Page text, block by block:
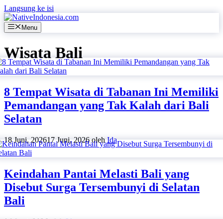
Langsung ke isi
Menu
Wisata Bali
8 Tempat Wisata di Tabanan Ini Memiliki
Pemandangan yang Tak Kalah dari Bali
Selatan
18 Juni, 202617 Juni, 2026 olehIda
Keindahan Pantai Melasti Bali yang
Disebut Surga Tersembunyi di Selatan
Bali